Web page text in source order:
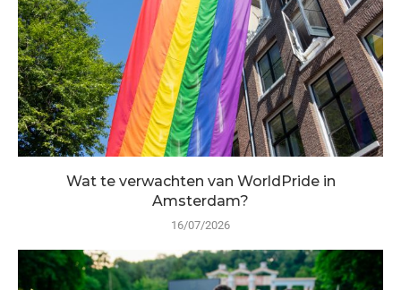
Wat te verwachten van WorldPride in
Amsterdam?
16/07/2026